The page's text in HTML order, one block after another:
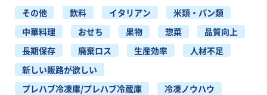
その他
飲料 イタリアン
米類・パン類
中華料理
おせち 果物 惣菜
品質向上
長期保存
廃棄ロス 生産効率
人材不足
新しい販路が欲しい
プレハブ冷凍庫/プレハブ冷蔵庫
冷凍ノウハウ